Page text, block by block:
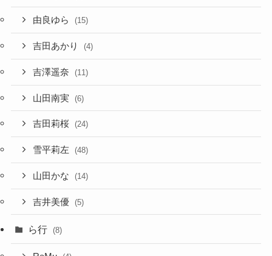
由良ゆら (15)
吉田あかり (4)
吉澤遥奈 (11)
山田南実 (6)
吉田莉桜 (24)
雪平莉左 (48)
山田かな (14)
吉井美優 (5)
ら行 (8)